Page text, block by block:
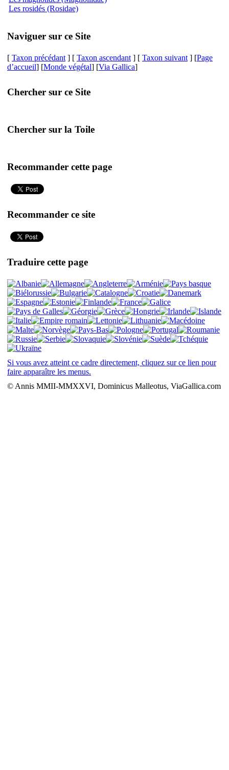
Les rosidés (Rosidae)
Naviguer sur ce Site
[ Taxon précédant ] [ Taxon ascendant ] [ Taxon suivant ] [Page
d’accueil] [Monde végétal] [Via Gallica]
Chercher sur ce Site
Chercher sur la Toile
Recommander cette page
Recommander ce site
Traduire cette page
Si vous avez atteint ce cadre directement, cliquez sur ce lien pour
faire apparaître les menus.
© Annis MMII-MMXXVI, Dominicus Malleotus, ViaGallica.com